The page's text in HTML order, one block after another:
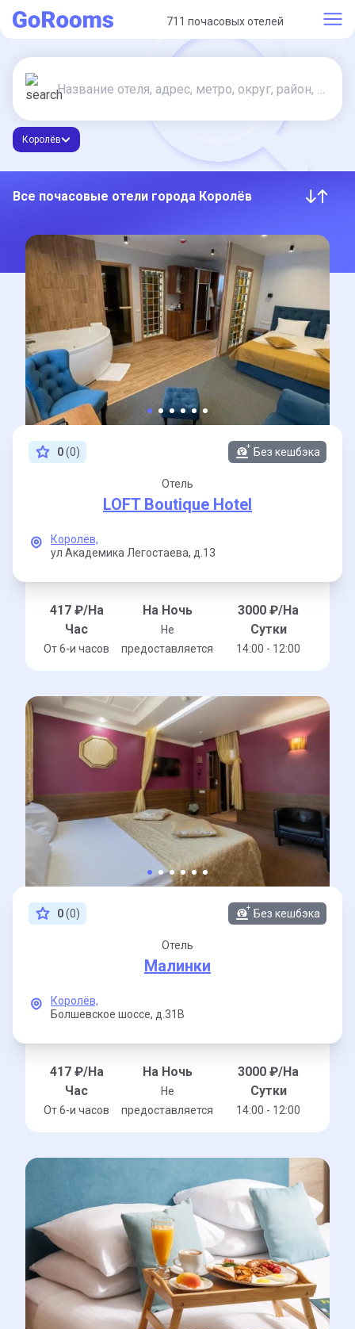
711 почасовых отелей
Королёв
Все почасовые отели города Королёв
0(0) Без кешбэка
Отель
LOFT Boutique Hotel
Королёв,
ул Академика Легостаева, д.13
417₽/На
Час
От 6-и часов
На Ночь
Не
предоставляется
3000 ₽/На
Сутки
14:00 - 12:00
0(0) Без кешбэка
Отель
Малинки
Королёв,
Болшевское шоссе, д.31В
417₽/На
Час
От 6-и часов
На Ночь
Не
предоставляется
3000 ₽/На
Сутки
14:00 - 12:00